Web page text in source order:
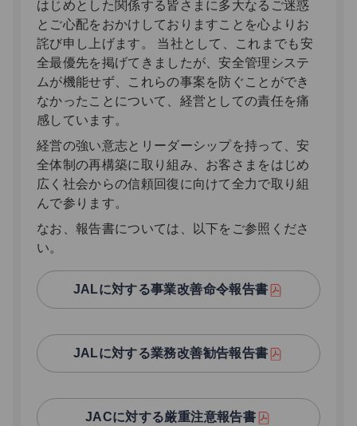
はじめとした関係する皆さまに多大なるご迷惑
とご心配をおかけしておりますことを心よりお
詫び申し上げます。 当社として、これまでも安
全最優先を掲げてきましたが、安全管理システ
ムが機能せず、これらの事案を防ぐことができ
なかったことについて、経営としての責任を痛
感しています。
経営の強い意志とリーダーシップを持って、安
全体制の再構築に取り組み、お客さまをはじめ
広く社会からの信頼回復に向けて全力で取り組
んで参ります。
なお、報告書については、以下をご参照くださ
い。
JALに対する事業改善命令報告書
JALに対する業務改善勧告報告書
JACに対する厳重注意報告書